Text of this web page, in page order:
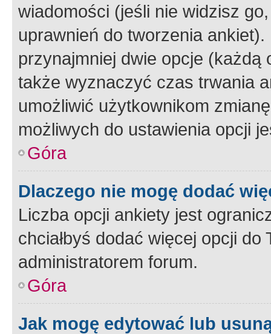
wiadomości (jeśli nie widzisz
uprawnień do tworzenia
przynajmniej dwie opcje
także wyznaczyć czas trwania
umożliwić użytkownikom
możliwych do ustawienia opcji
Góra
Dlaczego nie mogę dodać
Liczba opcji ankiety jest
chciałbyś dodać więcej opcji
administratorem forum.
Góra
Jak mogę edytować lub